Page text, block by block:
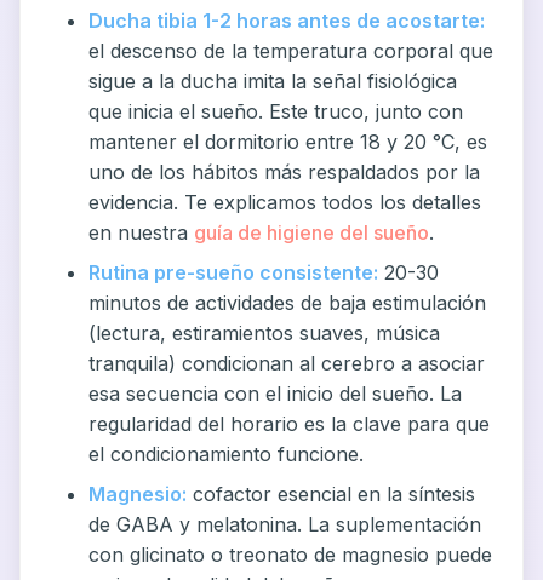
Ducha tibia 1-2 horas antes de acostarte:
el descenso de la temperatura corporal que
sigue a la ducha imita la señal fisiológica
que inicia el sueño. Este truco, junto con
mantener el dormitorio entre 18 y 20 °C, es
uno de los hábitos más respaldados por la
evidencia. Te explicamos todos los detalles
en nuestra guía de higiene del sueño.
Rutina pre-sueño consistente: 20-30
minutos de actividades de baja estimulación
(lectura, estiramientos suaves, música
tranquila) condicionan al cerebro a asociar
esa secuencia con el inicio del sueño. La
regularidad del horario es la clave para que
el condicionamiento funcione.
Magnesio: cofactor esencial en la síntesis
de GABA y melatonina. La suplementación
con glicinato o treonato de magnesio puede